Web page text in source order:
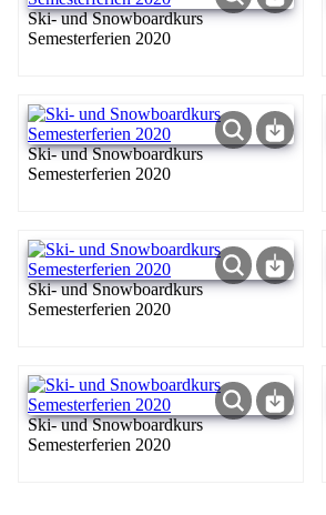
Ski- und Snowboardkurs
Semesterferien 2020
Ski- und Snowboardkurs
Semesterferien 2020
Ski- und Snowboardkurs
Semesterferien 2020
Ski- und Snowboardkurs
Semesterferien 2020